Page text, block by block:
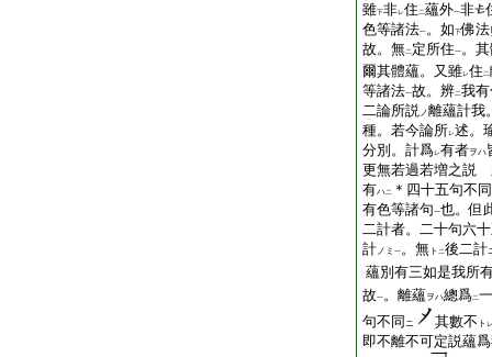
雖下非レ住 二蘊外一非
色等諸法一。如下佛
故。無二 定所住一。
爾其體蘊。又雖レ住 二
等諸法一故。辨二我
二論所説ノ離蘊計我
種。若今論所レ述。
分別。計爲レ有者ヲハ
更無若過若増之説
有ハ二
＊四十五句不同
有色等諸句一也。但
二計者。二十句六
計ノミ 一。無 ト 二後二計
蘊別有三如是我所
故一。離蘊ヲハ總爲二
句不同 ニ 其數不 ト レ
即不離不可定説蘊